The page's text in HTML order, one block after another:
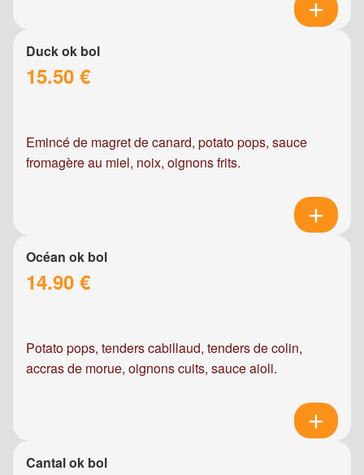
Duck ok bol
15.50 €
Emincé de magret de canard, potato pops, sauce
fromagère au miel, noix, oignons frits.
Océan ok bol
14.90 €
Potato pops, tenders cabillaud, tenders de colin,
accras de morue, oignons cuits, sauce aioli.
Cantal ok bol